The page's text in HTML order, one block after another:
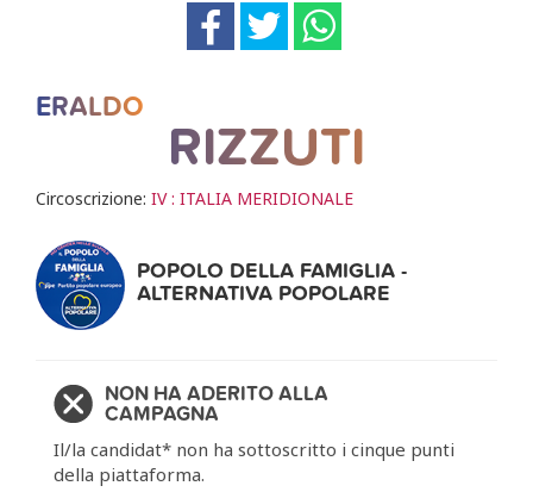
ERALDO
RIZZUTI
Circoscrizione: IV : ITALIA MERIDIONALE
POPOLO DELLA FAMIGLIA -
ALTERNATIVA POPOLARE
NON HA ADERITO ALLA
CAMPAGNA
Il/la candidat* non ha sottoscritto i cinque punti
della piattaforma.